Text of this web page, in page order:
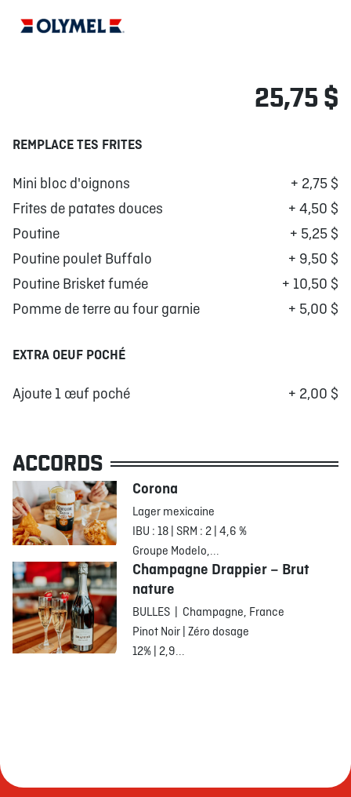
25,75 $
REMPLACE TES FRITES
Mini bloc d'oignons
+ 2,75 $
Frites de patates douces
+ 4,50 $
Poutine
+ 5,25 $
Poutine poulet Buffalo
+ 9,50 $
Poutine Brisket fumée
+ 10,50 $
Pomme de terre au four garnie
+ 5,00 $
EXTRA OEUF POCHÉ
Ajoute 1 œuf poché + 2,00 $
ACCORDS
Corona
Lager mexicaine
IBU : 18 | SRM : 2 | 4,6 %
Groupe Modelo,...
Champagne Drappier – Brut
nature
BULLES | Champagne, France
Pinot Noir | Zéro dosage
12% | 2,9...